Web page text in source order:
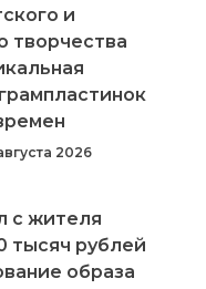
и
творчества
2026
с жителя
тысяч рублей
образа